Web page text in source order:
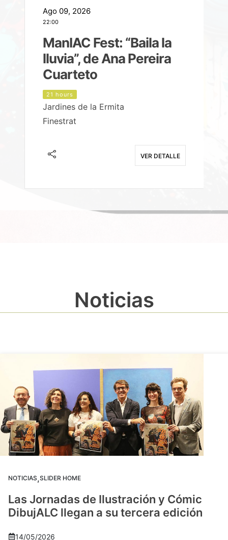
Ago 09, 2026
22:00
ManIAC Fest: “Baila la
lluvia”, de Ana Pereira
Cuarteto
21 hours
Jardines de la Ermita
Finestrat
VER DETALLE
Noticias
NOTICIAS,SLIDER HOME
Las Jornadas de Ilustración y Cómic
DibujALC llegan a su tercera edición
14/05/2026